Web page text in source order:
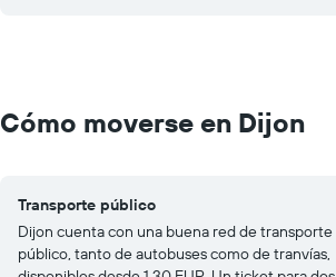
Cómo moverse en Dijon
Transporte público
Dijon cuenta con una buena red de transporte
público, tanto de autobuses como de tranvías,